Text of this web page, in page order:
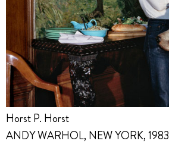
Horst P. Horst
ANDY WARHOL, NEW YORK, 1983